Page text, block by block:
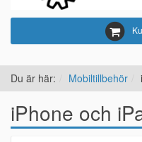
Du är här: Mobiltillbehör
iPhone och